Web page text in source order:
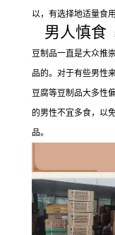
以，有选择地适量食
男人慎食
豆制品一直是大众推
品的。对于有些男性
豆腐等豆制品大多性
的男性不宜多食，以
品。